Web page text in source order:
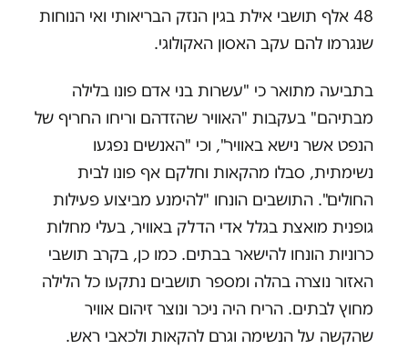
48 אלף תושבי אילת בגין הנזק הבריאותי ואי הנוחות
שנגרמו להם עקב האסון האקולוגי.
בתביעה מתואר כי "עשרות בני אדם פונו בלילה
מבתיהם" בעקבות "האוויר שהזדהם וריחו החריף של
הנפט אשר נישא באוויר", וכי "האנשים נפגעו
נשימתית, סבלו מהקאות וחלקם אף פונו לבית
החולים". התושבים הונחו "להימנע מביצוע פעילות
גופנית מואצת בגלל אדי הדלק באוויר, בעלי מחלות
כרוניות הונחו להישאר בבתים. כמו כן, בקרב תושבי
האזור נוצרה בהלה ומספר תושבים נתקעו כל הלילה
מחוץ לבתים. הריח היה ניכר ונוצר זיהום אוויר
שהקשה על הנשימה וגרם להקאות ולכאבי ראש.